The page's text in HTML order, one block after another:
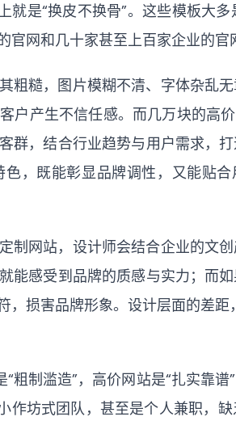
就是“换皮不换骨”。这些模板大
网和几十家甚至上百家企业的
粗糙，图片模糊不清、字体杂乱
户产生不信任感。而几万块的高
群，结合行业趋势与用户需求，
，既能彰显品牌调性，又能贴
制网站，设计师会结合企业的文
能感受到品牌的质感与实力；而
损害品牌形象。设计层面的差
制滥造”，高价网站是“扎实靠
作坊式团队，甚至是个人兼职，